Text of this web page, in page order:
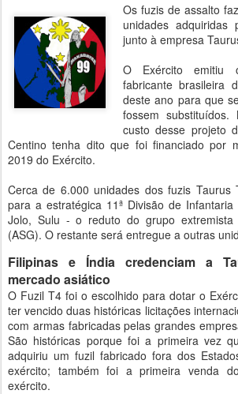
Os fuzis de assalto
unidades adquiridas
junto à empresa
O Exército emitiu
fabricante brasileira
deste ano para que
fossem
custo desse projeto
Centino tenha dito que foi financiado por
2019 do Exército.
Cerca de 6.000 unidades dos fuzis Taurus
para a estratégica 11ª Divisão de
Jolo, Sulu - o reduto do grupo extremista
(ASG). O restante será entregue a outras
Filipinas e Índia credenciam a
mercado asiático
O Fuzil T4 foi o escolhido para dotar o
ter vencido duas históricas licitações
com armas fabricadas pelas grandes
São históricas porque foi a primeira vez
adquiriu um fuzil fabricado fora dos
exército; também foi a primeira venda
exército.